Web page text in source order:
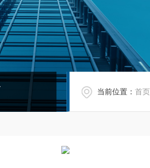
当前位置：首页